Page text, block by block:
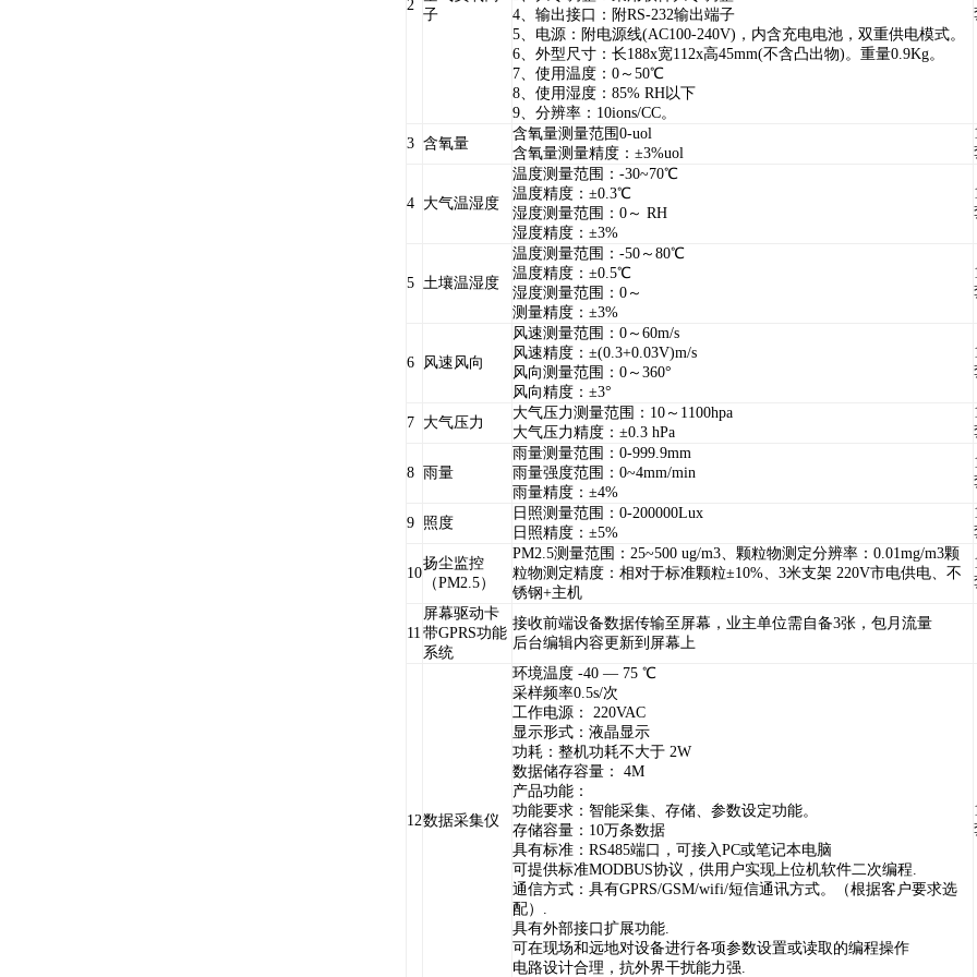
2
子
4、输出接口：附RS-232输出端子
5、电源：附电源线(AC100-240V)，内含充电电池，双重供电模式。
6、外型尺寸：长188x宽112x高45mm(不含凸出物)。重量0.9Kg。
7、使用温度：0～50℃
8、使用湿度：85% RH以下
9、分辨率：10ions/CC。
3 含氧量
含氧量测量范围0-uol
含氧量测量精度：±3%uol
4 大气温湿度
温度测量范围：-30~70℃
温度精度：±0.3℃
湿度测量范围：0～ RH
湿度精度：±3%
5 土壤温湿度
温度测量范围：-50～80℃
温度精度：±0.5℃
湿度测量范围：0～
测量精度：±3%
6 风速风向
风速测量范围：0～60m/s
风速精度：±(0.3+0.03V)m/s
风向测量范围：0～360°
风向精度：±3°
7 大气压力
大气压力测量范围：10～1100hpa
大气压力精度：±0.3 hPa
8 雨量
雨量测量范围：0-999.9mm
雨量强度范围：0~4mm/min
雨量精度：±4%
9 照度
日照测量范围：0-200000Lux
日照精度：±5%
10
扬尘监控
（PM2.5）
PM2.5测量范围：25~500 ug/m3、颗粒物测定分辨率：0.01mg/m3颗
粒物测定精度：相对于标准颗粒±10%、3米支架 220V市电供电、不
锈钢+主机
11
屏幕驱动卡
带GPRS功能
系统
接收前端设备数据传输至屏幕，业主单位需自备3张，包月流量
后台编辑内容更新到屏幕上
12数据采集仪
环境温度 -40 — 75 ℃
采样频率0.5s/次
工作电源： 220VAC
显示形式：液晶显示
功耗：整机功耗不大于 2W
数据储存容量： 4M
产品功能：
功能要求：智能采集、存储、参数设定功能。
存储容量：10万条数据
具有标准：RS485端口，可接入PC或笔记本电脑
可提供标准MODBUS协议，供用户实现上位机软件二次编程.
通信方式：具有GPRS/GSM/wifi/短信通讯方式。（根据客户要求选
配）.
具有外部接口扩展功能.
可在现场和远地对设备进行各项参数设置或读取的编程操作
电路设计合理，抗外界干扰能力强.